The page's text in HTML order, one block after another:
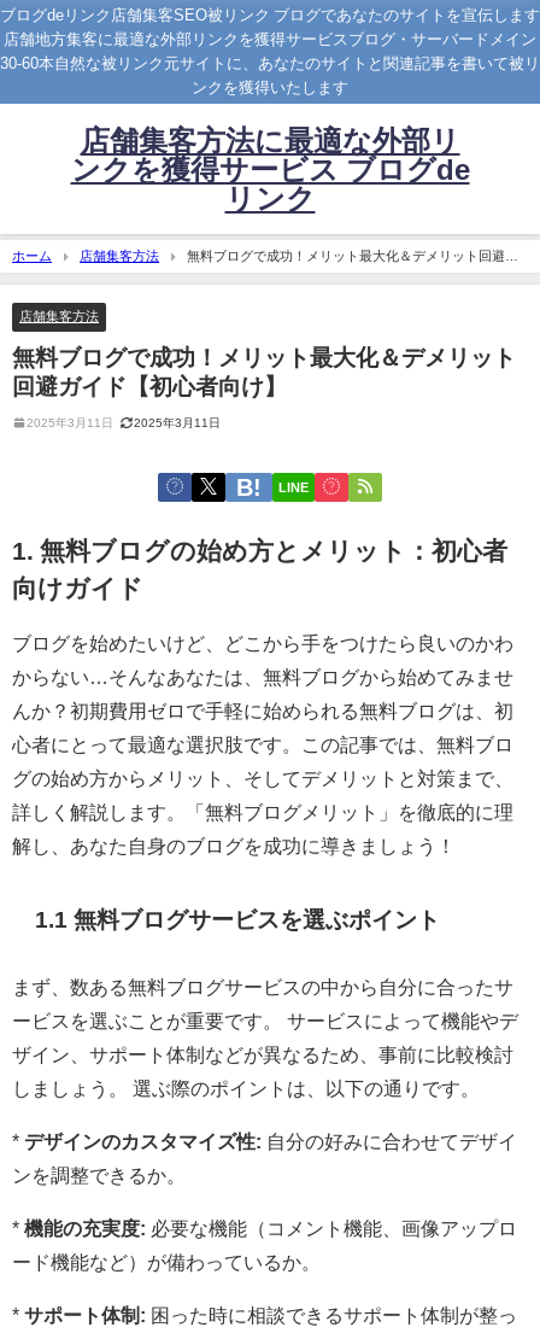
ブログdeリンク店舗集客SEO被リンク ブログであなたのサイトを宣伝します
店舗地方集客に最適な外部リンクを獲得サービスブログ・サーバードメイン
30-60本自然な被リンク元サイトに、あなたのサイトと関連記事を書いて被リ
ンクを獲得いたします
店舗集客方法に最適な外部リ
ンクを獲得サービス ブログde
リンク
ホーム 店舗集客方法
無料ブログで成功！メリット最大化＆デメリット回避ガ
イド【初心者向け】
店舗集客方法
無料ブログで成功！メリット最大化＆デメリット
回避ガイド【初心者向け】
2025年3月11日 2025年3月11日
LINE
1. 無料ブログの始め方とメリット：初心者
向けガイド
ブログを始めたいけど、どこから手をつけたら良いのかわ
からない…そんなあなたは、無料ブログから始めてみませ
んか？初期費用ゼロで手軽に始められる無料ブログは、初
心者にとって最適な選択肢です。この記事では、無料ブロ
グの始め方からメリット、そしてデメリットと対策まで、
詳しく解説します。「無料ブログメリット」を徹底的に理
解し、あなた自身のブログを成功に導きましょう！
1.1 無料ブログサービスを選ぶポイント
まず、数ある無料ブログサービスの中から自分に合ったサ
ービスを選ぶことが重要です。 サービスによって機能やデ
ザイン、サポート体制などが異なるため、事前に比較検討
しましょう。 選ぶ際のポイントは、以下の通りです。
* デザインのカスタマイズ性: 自分の好みに合わせてデザイ
ンを調整できるか。
* 機能の充実度: 必要な機能（コメント機能、画像アップロ
ード機能など）が備わっているか。
* サポート体制: 困った時に相談できるサポート体制が整っ